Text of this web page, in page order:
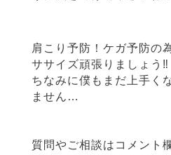
肩こり予防！ケガ予防の
ササイズ頑張りましょう‼︎
ちなみに僕もまだ上手く
ません…
質問やご相談はコメント